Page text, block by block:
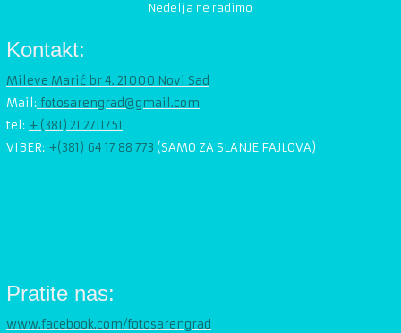
Nedelja ne radimo
Kontakt:
Mileve Marić br 4. 21000 Novi Sad
Mail: fotosarengrad@gmail.com
tel: + (381) 21 2711751
VIBER: +(381) 64 17 88 773 (SAMO ZA SLANJE FAJLOVA)
Pratite nas:
www.facebook.com/fotosarengrad